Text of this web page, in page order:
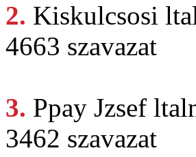
2. Kiskulcsosi
4663 szavazat
3. Ppay Jzsef
3462 szavazat